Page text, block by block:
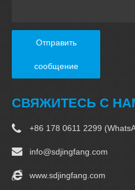
Отправить
сообщение
СВЯЖИТЕСЬ С
+86 178 0611 2299
info@sdjingfang.com
www.sdjingfang.com